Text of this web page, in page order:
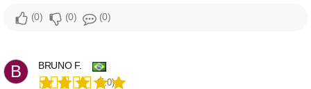
0 0 0
B BRUNO F.
(5.0)